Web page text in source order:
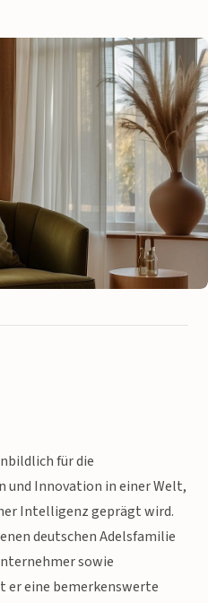
für die
und Innovation in einer Welt,
Intelligenz geprägt wird.
deutschen Adelsfamilie
sowie
eine bemerkenswerte